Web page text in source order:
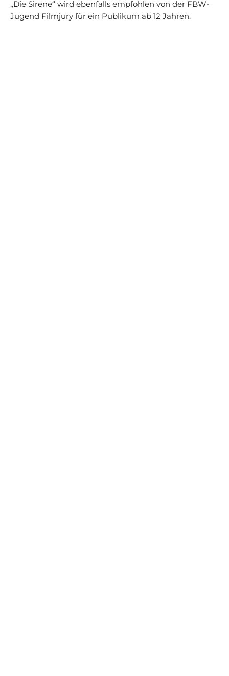
„Die Sirene“ wird ebenfalls empfohlen von der FBW-
Jugend Filmjury für ein Publikum ab 12 Jahren.